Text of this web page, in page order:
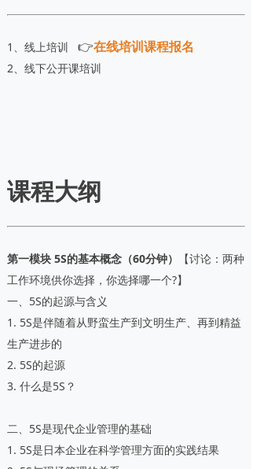
1、线上培训 👉在线培训课程报名
2、线下公开课培训
课程大纲
第一模块 5S的基本概念 （60分钟）
【讨论：两种
工作环境供你选择，你选择哪一个?】
一、5S的起源与含义
1. 5S是伴随着从野蛮生产到文明生产、再到精益
生产进步的
2. 5S的起源
3. 什么是5S？
二、5S是现代企业管理的基础
1. 5S是日本企业在科学管理方面的实践结果